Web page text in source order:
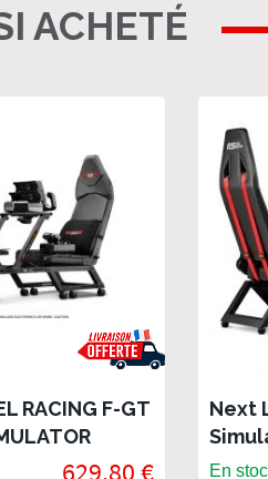
ACHETÉ
RACING F-GT
Next
vol
En